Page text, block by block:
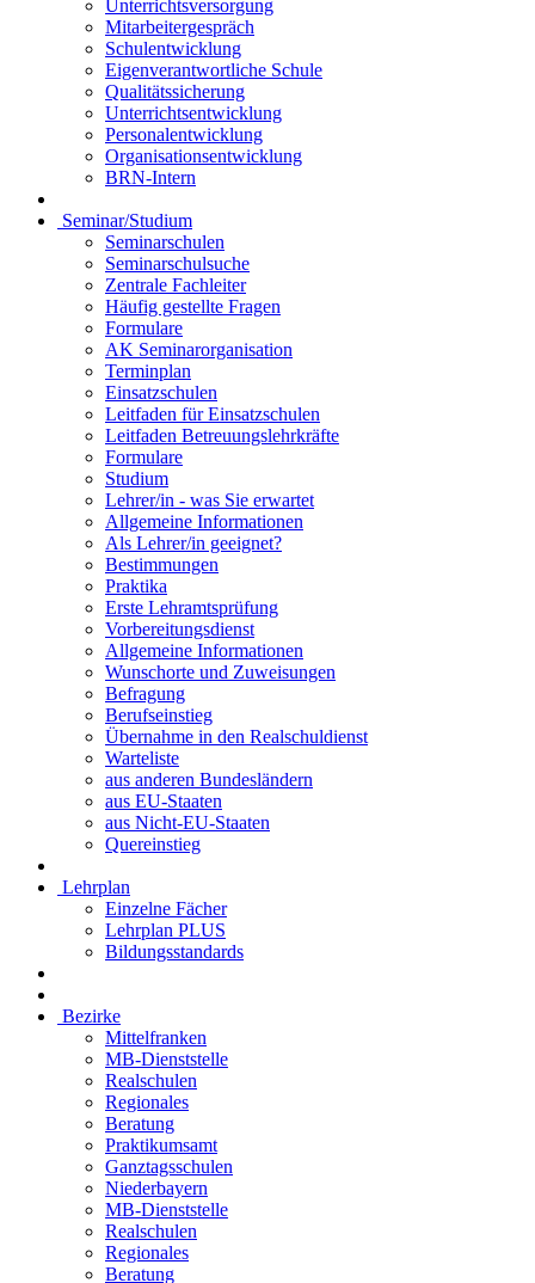
Unterrichtsversorgung
Mitarbeitergespräch
Schulentwicklung
Eigenverantwortliche Schule
Qualitätssicherung
Unterrichtsentwicklung
Personalentwicklung
Organisationsentwicklung
BRN-Intern
Seminar/Studium
Seminarschulen
Seminarschulsuche
Zentrale Fachleiter
Häufig gestellte Fragen
Formulare
AK Seminarorganisation
Terminplan
Einsatzschulen
Leitfaden für Einsatzschulen
Leitfaden Betreuungslehrkräfte
Formulare
Studium
Lehrer/in - was Sie erwartet
Allgemeine Informationen
Als Lehrer/in geeignet?
Bestimmungen
Praktika
Erste Lehramtsprüfung
Vorbereitungsdienst
Allgemeine Informationen
Wunschorte und Zuweisungen
Befragung
Berufseinstieg
Übernahme in den Realschuldienst
Warteliste
aus anderen Bundesländern
aus EU-Staaten
aus Nicht-EU-Staaten
Quereinstieg
Lehrplan
Einzelne Fächer
Lehrplan PLUS
Bildungsstandards
Bezirke
Mittelfranken
MB-Dienststelle
Realschulen
Regionales
Beratung
Praktikumsamt
Ganztagsschulen
Niederbayern
MB-Dienststelle
Realschulen
Regionales
Beratung